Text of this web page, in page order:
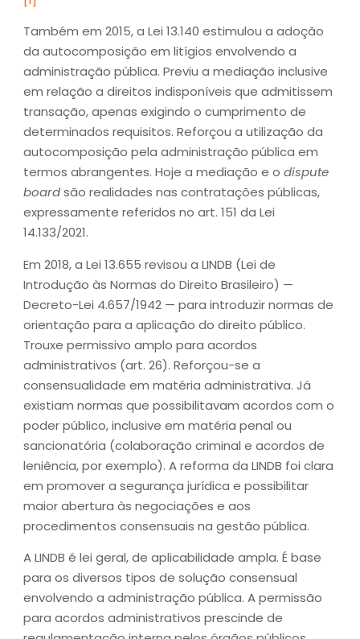
Também em 2015, a Lei 13.140 estimulou a adoção
da autocomposição em litígios envolvendo a
administração pública. Previu a mediação inclusive
em relação a direitos indisponíveis que admitissem
transação, apenas exigindo o cumprimento de
determinados requisitos. Reforçou a utilização da
autocomposição pela administração pública em
termos abrangentes. Hoje a mediação e o dispute
boardsão realidades nas contratações públicas,
expressamente referidos no art. 151 da Lei
14.133/2021.
Em 2018, a Lei 13.655 revisou a LINDB (Lei de
Introdução às Normas do Direito Brasileiro) —
Decreto-Lei 4.657/1942 — para introduzir normas de
orientação para a aplicação do direito público.
Trouxe permissivo amplo para acordos
administrativos (art. 26). Reforçou-se a
consensualidade em matéria administrativa. Já
existiam normas que possibilitavam acordos com o
poder público, inclusive em matéria penal ou
sancionatória (colaboração criminal e acordos de
leniência, por exemplo). A reforma da LINDB foi clara
em promover a segurança jurídica e possibilitar
maior abertura às negociações e aos
procedimentos consensuais na gestão pública.
A LINDB é lei geral, de aplicabilidade ampla. É base
para os diversos tipos de solução consensual
envolvendo a administração pública. A permissão
para acordos administrativos prescinde de